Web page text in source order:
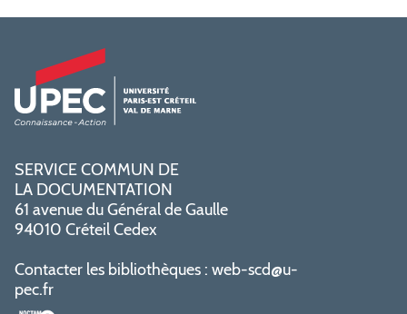
SERVICE COMMUN DE
LA DOCUMENTATION
61 avenue du Général de Gaulle
94010 Créteil Cedex
Contacter les bibliothèques : web-scd@u-
pec.fr